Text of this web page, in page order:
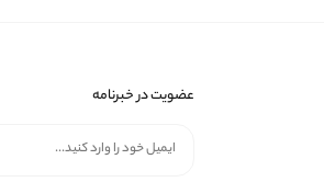
عضویت در خبرنامه